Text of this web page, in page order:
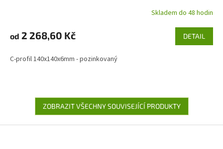
Skladem do 48 hodin
od 2 268,60 Kč DETAIL
C-profil 140x140x6mm - pozinkovaný
ZOBRAZIT VŠECHNY SOUVISEJÍCÍ PRODUKTY